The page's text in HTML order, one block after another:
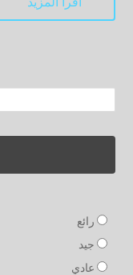
اقرأ المزيد
رائع
جيد
عادي